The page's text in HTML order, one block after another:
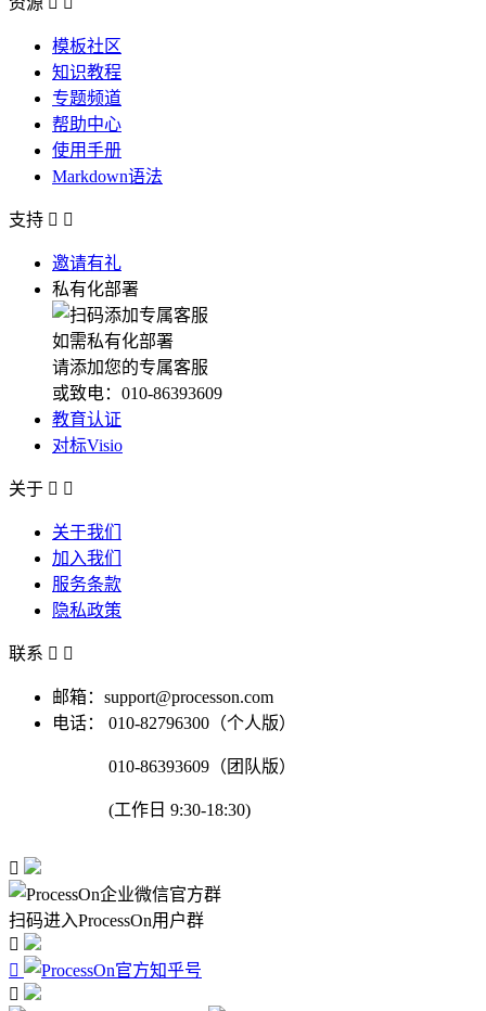
模板社区
知识教程
专题频道
帮助中心
使用手册
Markdown语法
支持  
邀请有礼
私有化部署
如需私有化部署
请添加您的专属客服
或致电：010-86393609
教育认证
对标Visio
关于  
关于我们
加入我们
服务条款
隐私政策
联系  
邮箱：support@processon.com
电话：
010-82796300（个人版）
010-86393609（团队版）
(工作日 9:30-18:30)

扫码进入ProcessOn用户群


